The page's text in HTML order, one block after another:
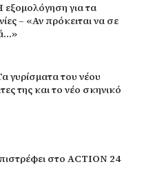
για τα
– «Αν πρόκειται να σε
γυρίσματα του νέου
της και το νέο σκηνικό
στο ACTION 24